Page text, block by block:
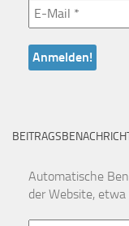
Automatische
der Website,